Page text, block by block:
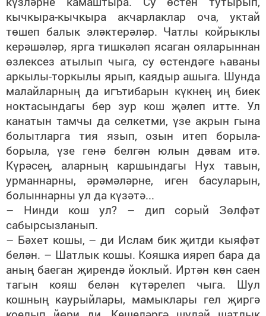
кычкыра-кычкыра акчарлаклар оча, уктай
төшеп балык эләктерәләр. Чатлы койрыклы
керәшәләр, ярга тишкәләп ясаган ояларыннан
өзлексез атылып чыга, су өстендәге һаваны
аркылы-торкылы ярып, каядыр ашыга. Шунда
малайларның да игътибарын күкнең иң биек
ноктасындагы бер зур кош җәлеп итте. Ул
канатын тамчы да селкетми, үзе акрын гына
болытларга тия язып, озын итеп борыла-
борыла, үзе генә белгән юлын дәвам итә.
Күрәсең, аларның каршындагы Нух тавын,
урманнарны, әрәмәләрне, иген басуларын,
болыннарны ул да күзәтә...
– Нинди кош ул? – дип сорый Зөлфәт
сабырсызланып.
– Бәхет кошы, – ди Ислам бик җитди кыяфәт
белән. – Шатлык кошы. Кояшка ияреп бара да
аның баеган җирендә йоклый. Иртән көн саен
тагын кояш белән күтәрелеп чыга. Шул
кошның каурыйлары, мамыклары гел җиргә